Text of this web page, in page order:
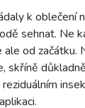
k oblečení
sehnat. Ne
ale od
skříně